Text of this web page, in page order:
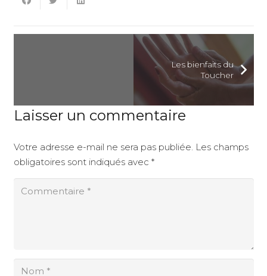
Les bienfaits du
Toucher
Laisser un commentaire
Votre adresse e-mail ne sera pas publiée. Les champs
obligatoires sont indiqués avec *